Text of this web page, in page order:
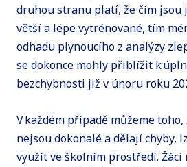
druhou stranu platí, že čím jsou
větší a lépe vytrénované, tím
odhadu plynoucího z analýzy
se dokonce mohly přiblížit k
bezchybnosti již v únoru roku
V každém případě můžeme
nejsou dokonalé a dělají chyby,
využít ve školním prostředí.